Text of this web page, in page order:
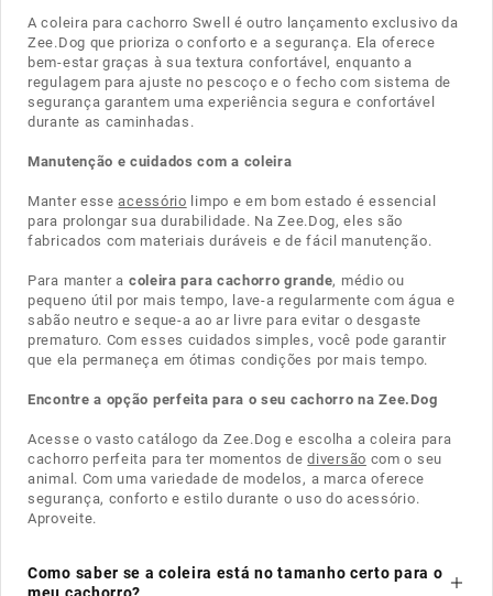
A coleira para cachorro Swell é outro lançamento exclusivo da
Zee.Dog que prioriza o conforto e a segurança. Ela oferece
bem-estar graças à sua textura confortável, enquanto a
regulagem para ajuste no pescoço e o fecho com sistema de
segurança garantem uma experiência segura e confortável
durante as caminhadas.
Manutenção e cuidados com a coleira
Manter esseacessório limpo e em bom estado é essencial
para prolongar sua durabilidade. Na Zee.Dog, eles são
fabricados com materiais duráveis e de fácil manutenção.
Para manter a coleira para cachorro grande, médio ou
pequeno útil por mais tempo, lave-a regularmente com água e
sabão neutro e seque-a ao ar livre para evitar o desgaste
prematuro. Com esses cuidados simples, você pode garantir
que ela permaneça em ótimas condições por mais tempo.
Encontre a opção perfeita para o seu cachorro na Zee.Dog
Acesse o vasto catálogo da Zee.Dog e escolha a coleira para
cachorro perfeita para ter momentos dediversão com o seu
animal. Com uma variedade de modelos, a marca oferece
segurança, conforto e estilo durante o uso do acessório.
Aproveite.
Como saber se a coleira está no tamanho certo para o